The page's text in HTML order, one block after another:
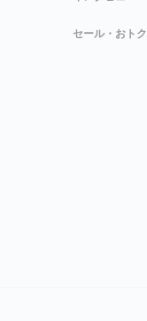
セール・おトク